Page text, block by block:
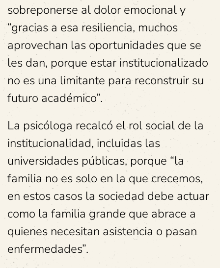
sobreponerse al dolor emocional y
“gracias a esa resiliencia, muchos
aprovechan las oportunidades que se
les dan, porque estar institucionalizado
no es una limitante para reconstruir su
futuro académico”.
La psicóloga recalcó el rol social de la
institucionalidad, incluidas las
universidades públicas, porque “la
familia no es solo en la que crecemos,
en estos casos la sociedad debe actuar
como la familia grande que abrace a
quienes necesitan asistencia o pasan
enfermedades”.